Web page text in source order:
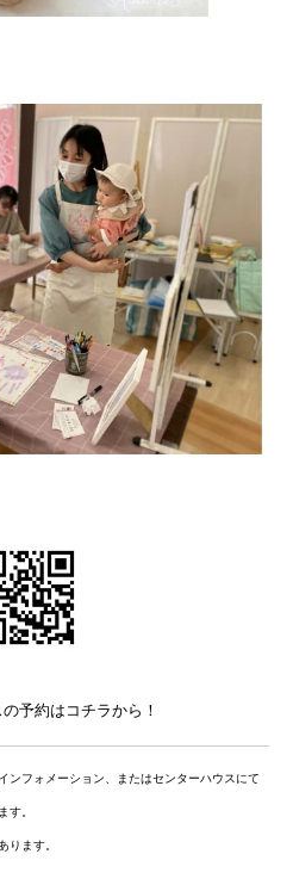
予約はコチラから！
フォメーション、またはセンターハウスにて
す。
ります。